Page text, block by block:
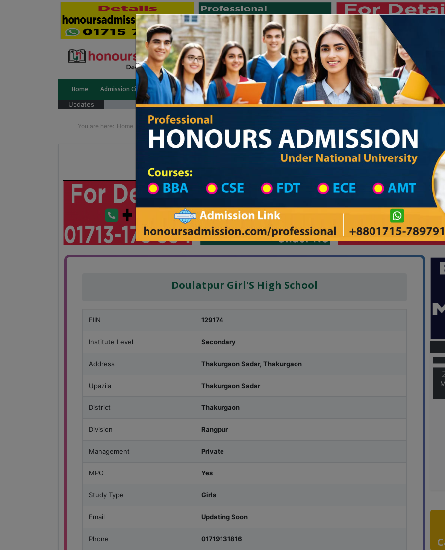
Home Admission Circular Public University Private University International University University College
Updates জাতীয় বিশ্ববিদ্যালয় ২০২৫-২৬ শিক্ষাবর্ষের
You are here: Home School Category High School in Thakurgaon Wise
Private University Admission
Doulatpur Girl'S High School
EIIN 129174
Institute Level Secondary
Address Thakurgaon Sadar, Thakurgaon
Upazila Thakurgaon Sadar
District Thakurgaon
Division Rangpur
Management Private
MPO Yes
Study Type Girls
Email Updating Soon
Phone 01719131816